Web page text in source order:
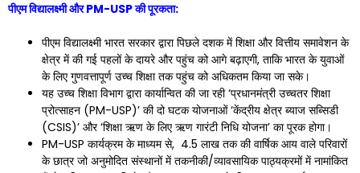
पीएम विद्यालक्ष्मी और PM-USP की पूरकता:
पीएम विद्यालक्ष्मी भारत सरकार द्वारा पिछले दशक में शिक्षा और वित्तीय समावेशन के
क्षेत्र में की गई पहलों के दायरे और पहुंच को आगे बढ़ाएगी, ताकि भारत के युवाओं
के लिए गुणवत्तापूर्ण उच्च शिक्षा तक पहुंच को अधिकतम किया जा सके।
यह उच्च शिक्षा विभाग द्वारा कार्यान्वित की जा रही ‘प्रधानमंत्री उच्चतर शिक्षा
प्रोत्साहन (PM-USP)’ की दो घटक योजनाओं ‘केंद्रीय क्षेत्र ब्याज सब्सिडी
(CSIS)’ और ‘शिक्षा ऋण के लिए ऋण गारंटी निधि योजना’ का पूरक होगा।
PM-USP कार्यक्रम के माध्यम से, ₹ 4.5 लाख तक की वार्षिक आय वाले परिवारों
के छात्र जो अनुमोदित संस्थानों में तकनीकी/व्यावसायिक पाठ्यक्रमों में नामांकित